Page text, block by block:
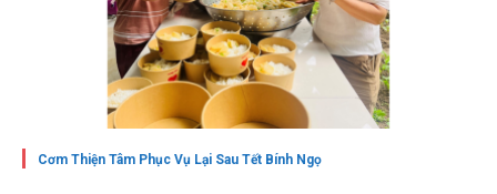
Cơm Thiện Tâm Phục Vụ Lại Sau Tết Bính Ngọ